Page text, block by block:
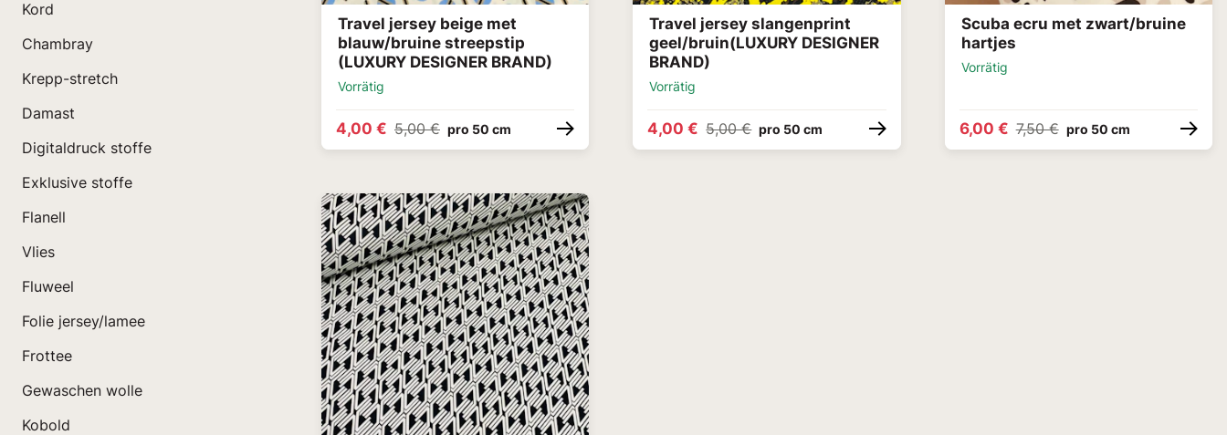
Kord
Chambray
Krepp-stretch
Damast
Digitaldruck stoffe
Exklusive stoffe
Flanell
Vlies
Fluweel
Folie jersey/lamee
Frottee
Gewaschen wolle
Kobold
Travel jersey beige met
blauw/bruine streepstip
(LUXURY DESIGNER BRAND)
Vorrätig
4,00 € 5,00 € pro 50 cm
Travel jersey slangenprint
geel/bruin(LUXURY DESIGNER
BRAND)
Vorrätig
4,00 € 5,00 € pro 50 cm
Scuba ecru met zwart/bruine
hartjes
Vorrätig
6,00 € 7,50 € pro 50 cm